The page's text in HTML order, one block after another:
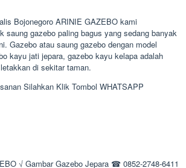
Bojonegoro ARINIE GAZEBO kami
saung gazebo paling bagus yang sedang banyak
Gazebo atau saung gazebo dengan model
kayu jati jepara, gazebo kayu kelapa adalah
di sekitar taman.
Silahkan Klik Tombol WHATSAPP